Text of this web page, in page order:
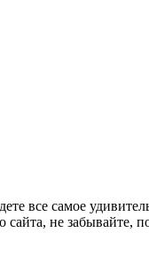
все самое
не забывайте,